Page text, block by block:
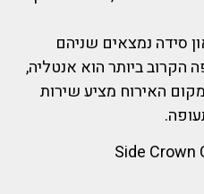
סידה נמצאים שניהם
הקרוב ביותר הוא אנטליה,
של 58 ק"מ, ומקום האירוח מציע שירות